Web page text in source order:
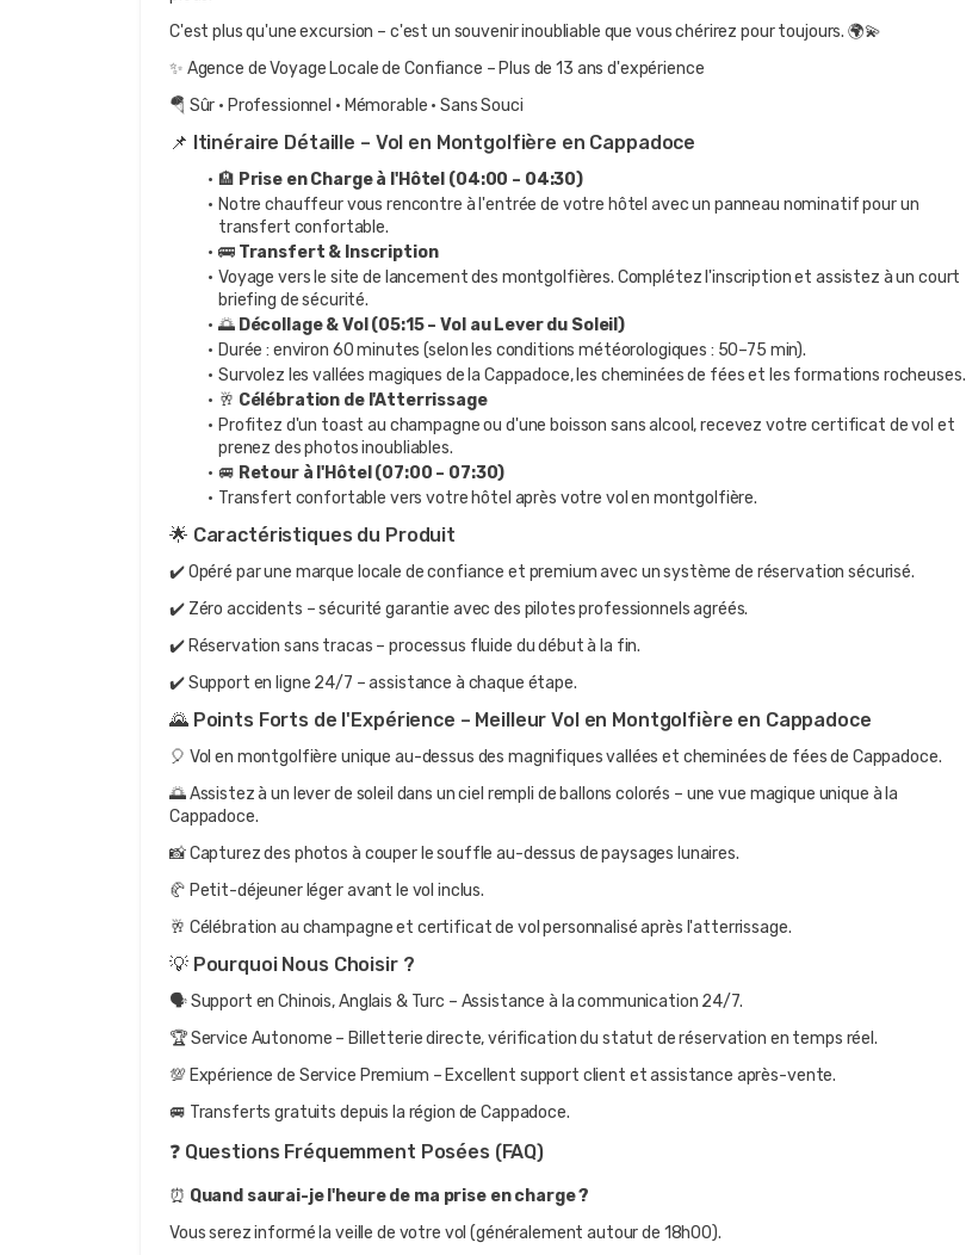
C'est plus qu'une excursion – c'est un souvenir inoubliable que vous chérirez pour toujours. 🌍💫
✨ Agence de Voyage Locale de Confiance – Plus de 13 ans d'expérience
🪂 Sûr · Professionnel · Mémorable · Sans Souci
📌 Itinéraire Détaille – Vol en Montgolfière en Cappadoce
🏨 Prise en Charge à l'Hôtel (04:00 – 04:30)
Notre chauffeur vous rencontre à l'entrée de votre hôtel avec un panneau nominatif pour un
transfert confortable.
🚌 Transfert & Inscription
Voyage vers le site de lancement des montgolfières. Complétez l'inscription et assistez à un court
briefing de sécurité.
🌅 Décollage & Vol (05:15 – Vol au Lever du Soleil)
Durée : environ 60 minutes (selon les conditions météorologiques : 50–75 min).
Survolez les vallées magiques de la Cappadoce, les cheminées de fées et les formations rocheuses.
🥂 Célébration de l'Atterrissage
Profitez d'un toast au champagne ou d'une boisson sans alcool, recevez votre certificat de vol et
prenez des photos inoubliables.
🚐 Retour à l'Hôtel (07:00 – 07:30)
Transfert confortable vers votre hôtel après votre vol en montgolfière.
🌟 Caractéristiques du Produit
✔️ Opéré par une marque locale de confiance et premium avec un système de réservation sécurisé.
✔️ Zéro accidents – sécurité garantie avec des pilotes professionnels agréés.
✔️ Réservation sans tracas – processus fluide du début à la fin.
✔️ Support en ligne 24/7 – assistance à chaque étape.
🌄 Points Forts de l'Expérience – Meilleur Vol en Montgolfière en Cappadoce
🎈 Vol en montgolfière unique au-dessus des magnifiques vallées et cheminées de fées de Cappadoce.
🌅 Assistez à un lever de soleil dans un ciel rempli de ballons colorés – une vue magique unique à la
Cappadoce.
📸 Capturez des photos à couper le souffle au-dessus de paysages lunaires.
🥐 Petit-déjeuner léger avant le vol inclus.
🥂 Célébration au champagne et certificat de vol personnalisé après l'atterrissage.
💡 Pourquoi Nous Choisir ?
🗣 Support en Chinois, Anglais & Turc – Assistance à la communication 24/7.
🏆 Service Autonome – Billetterie directe, vérification du statut de réservation en temps réel.
💯 Expérience de Service Premium – Excellent support client et assistance après-vente.
🚐 Transferts gratuits depuis la région de Cappadoce.
❓ Questions Fréquemment Posées (FAQ)
⏰ Quand saurai-je l'heure de ma prise en charge ?
Vous serez informé la veille de votre vol (généralement autour de 18h00).